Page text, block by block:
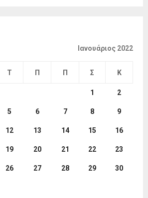
Ιανουάριος 2022
Τ Π Π Σ Κ
1 2
5 6 7 8 9
12 13 14 15 16
19 20 21 22 23
26 27 28 29 30